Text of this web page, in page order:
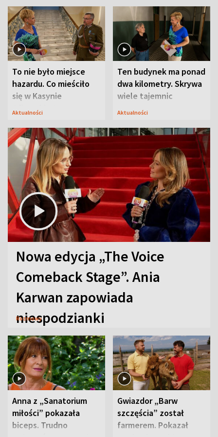
To nie było miejsce
hazardu. Co mieściło
się w Kasynie
Oficerskim?
Aktualności
Ten budynek ma ponad
dwa kilometry. Skrywa
wiele tajemnic
Aktualności
Nowa edycja „The Voice
Comeback Stage”. Ania
Karwan zapowiada
niespodzianki
Rozmowy
Anna z „Sanatorium
miłości” pokazała
biceps. Trudno
Gwiazdor „Barw
szczęścia” został
farmerem. Pokazał